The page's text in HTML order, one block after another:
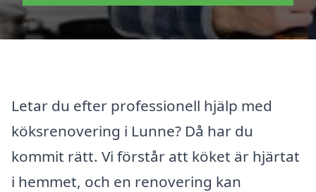
Letar du efter professionell hjälp med
köksrenovering i Lunne? Då har du
kommit rätt. Vi förstår att köket är hjärtat
i hemmet, och en renovering kan